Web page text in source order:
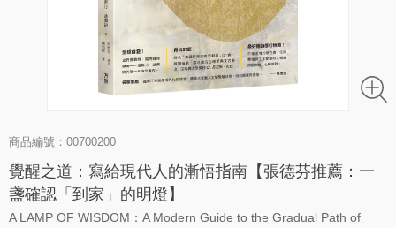
商品編號：00700200
覺醒之道：寫給現代人的漸悟指南【張德芬推薦：一
盞確認「到家」的明燈】
A LAMP OF WISDOM：A Modern Guide to the Gradual Path of